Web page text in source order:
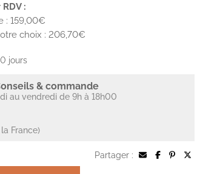
:
: 159,00€
choix : 206,70€
jours
& commande
au vendredi de 9h à 18h00
France)
Partager :